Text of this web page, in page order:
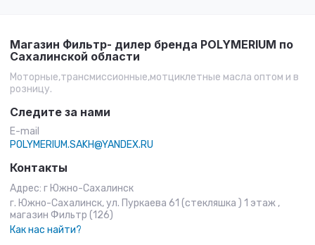
Магазин Фильтр- дилер бренда POLYMERIUM по
Сахалинской области
Моторные,трансмиссионные,мотциклетные масла оптом и в
розницу.
Следите за нами
E-mail
POLYMERIUM.SAKH@YANDEX.RU
Контакты
Адрес: г Южно-Сахалинск
г. Южно-Сахалинск, ул. Пуркаева 61 (стекляшка ) 1 этаж ,
магазин Фильтр (126)
Как нас найти?